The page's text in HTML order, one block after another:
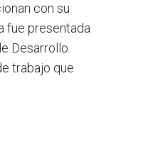
con su
fue presentada
Desarrollo
trabajo que